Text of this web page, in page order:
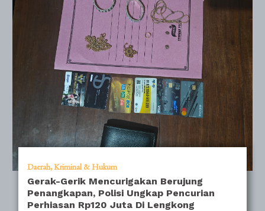
Daerah Kriminal & Hukum
Gerak-Gerik Mencurigakan Berujung
Penangkapan, Polisi Ungkap Pencurian
Perhiasan Rp120 Juta Di Lengkong